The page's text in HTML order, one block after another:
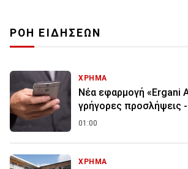
ΡΟΗ ΕΙΔΗΣΕΩΝ
ΧΡΗΜΑ
Νέα εφαρμογή «Ergani
γρήγορες προσλήψεις
01:00
ΧΡΗΜΑ